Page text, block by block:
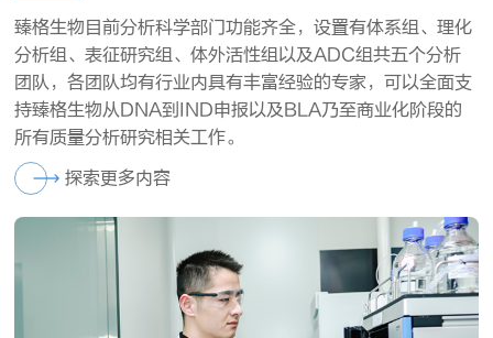
臻格生物目前分析科学部门功能齐全，设置有体系组、理化
分析组、表征研究组、体外活性组以及ADC组共五个分析
团队，各团队均有行业内具有丰富经验的专家，可以全面支
持臻格生物从DNA到IND申报以及BLA乃至商业化阶段的
所有质量分析研究相关工作。
探索更多内容